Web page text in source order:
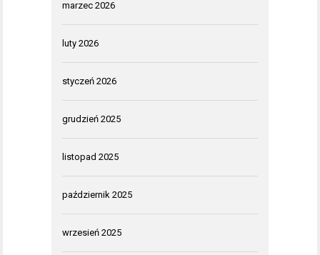
marzec 2026
luty 2026
styczeń 2026
grudzień 2025
listopad 2025
październik 2025
wrzesień 2025